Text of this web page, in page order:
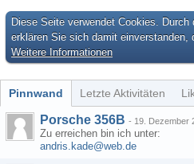
Diese Seite verwendet Cookies.
erklären Sie sich damit einverstanden,
Weitere Informationen
Pinnwand Letzte Aktivitäten
Porsche 356B - 19. Dezember
Zu erreichen bin ich unter:
andris.kade@web.de